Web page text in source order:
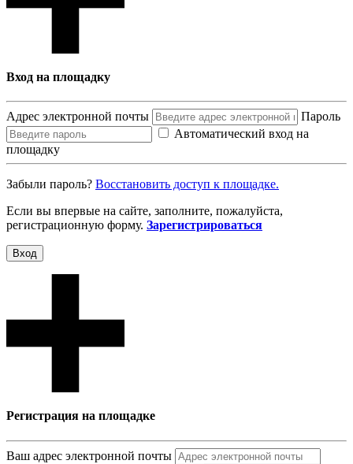
Вход на площадку
Адрес электронной почты
Пароль
Автоматический вход на
площадку
Забыли пароль? Восcтановить доступ к площадке.
Если вы впервые на сайте, заполните, пожалуйста,
регистрационную форму. Зарегистрироваться
Вход
Регистрация на площадке
Ваш адрес электронной почты